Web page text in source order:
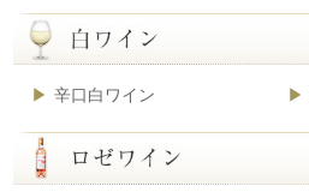
辛口白ワイン